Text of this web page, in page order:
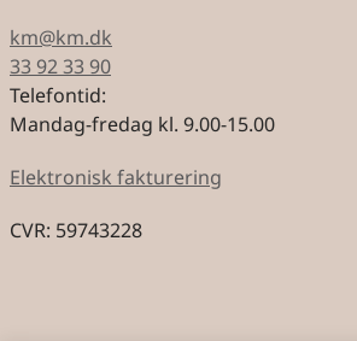
km@km.dk
33 92 33 90
Telefontid:
Mandag-fredag kl. 9.00-15.00
Elektronisk fakturering
CVR: 59743228